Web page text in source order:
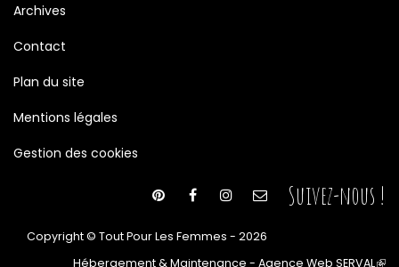
Archives
Contact
Plan du site
Mentions légales
Gestion des cookies
Suivez-nous !
Copyright © Tout Pour Les Femmes - 2026
Hébergement & Maintenance - Agence Web SERVAL(le